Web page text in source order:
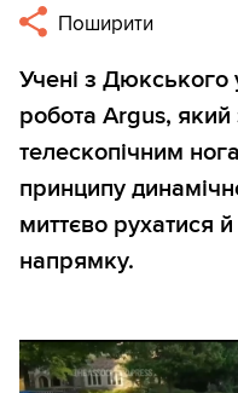
Поширити
Учені з Дюкського
робота Argus,
телескопічним
принципу
миттєво рухатися
напрямку.